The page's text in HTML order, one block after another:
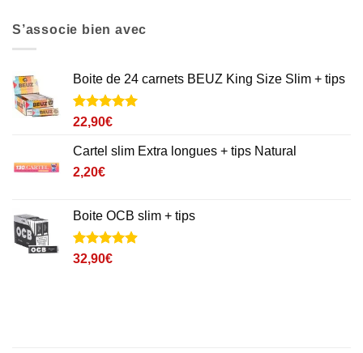
S’associe bien avec
Boite de 24 carnets BEUZ King Size Slim + tips
Noté5sur
1
notation
client
22,90€
Cartel slim Extra longues + tips Natural
2,20€
Boite OCB slim + tips
Noté4.9
15
32,90€